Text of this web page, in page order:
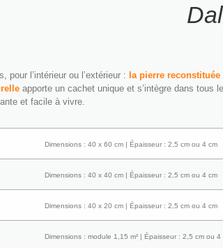
pour l’intérieur ou l’extérieur : la pierre reconstituée
apporte un cachet unique et s’intègre dans tous
et facile à vivre.
Dimensions : 40 x 60 cm | Épaisseur : 2,5 cm ou 4 cm
Dimensions : 40 x 40 cm | Épaisseur : 2,5 cm ou 4 cm
Dimensions : 40 x 20 cm | Épaisseur : 2,5 cm ou 4 cm
Dimensions : module 1,15 m² | Épaisseur : 2,5 cm ou 4